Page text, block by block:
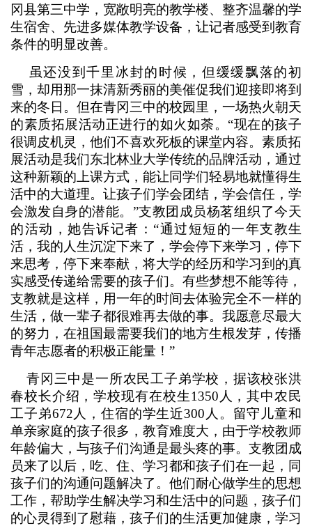
冈县第三中学，宽敞明亮的教学楼、整齐温馨的学
生宿舍、先进多媒体教学设备，让记者感受到教育
条件的明显改善。
虽还没到千里冰封的时候，但缓缓飘落的初
雪，却用那一抹清新秀丽的美催促我们迎接即将到
来的冬日。但在青冈三中的校园里，一场热火朝天
的素质拓展活动正进行的如火如荼。“现在的孩子
很调皮机灵，他们不喜欢死板的课堂内容。素质拓
展活动是我们东北林业大学传统的品牌活动，通过
这种新颖的上课方式，能让同学们轻易地就懂得生
活中的大道理。让孩子们学会团结，学会信任，学
会激发自身的潜能。”支教团成员杨茗组织了今天
的活动，她告诉记者：“通过短短的一年支教生
活，我的人生沉淀下来了，学会停下来学习，停下
来思考，停下来奉献，将大学的经历和学习到的真
实感受传递给需要的孩子们。有些梦想不能等待，
支教就是这样，用一年的时间去体验完全不一样的
生活，做一辈子都很难再去做的事。我愿意尽最大
的努力，在祖国最需要我们的地方生根发芽，传播
青年志愿者的积极正能量！”
青冈三中是一所农民工子弟学校，据该校张洪
春校长介绍，学校现有在校生1350人，其中农民
工子弟672人，住宿的学生近300人。留守儿童和
单亲家庭的孩子很多，教育难度大，由于学校教师
年龄偏大，与孩子们沟通是最头疼的事。支教团成
员来了以后，吃、住、学习都和孩子们在一起，同
孩子们的沟通问题解决了。他们耐心做学生的思想
工作，帮助学生解决学习和生活中的问题，孩子们
的心灵得到了慰藉，孩子们的生活更加健康，学习